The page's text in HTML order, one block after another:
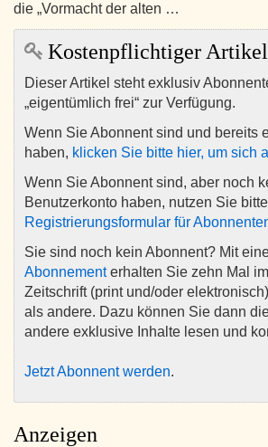
die „Vormacht der alten …
Kostenpflichtiger Artikel
Dieser Artikel steht exklusiv
„eigentümlich frei“ zur Verfügung.
Wenn Sie Abonnent sind und bereits
haben, klicken Sie bitte hier, um sich
Wenn Sie Abonnent sind, aber noch
Benutzerkonto haben, nutzen Sie
Registrierungsformular für
Sie sind noch kein Abonnent? Mit
Abonnementerhalten Sie zehn Mal
Zeitschrift (print und/oder
als andere. Dazu können Sie dann
andere exklusive Inhalte lesen und
Jetzt Abonnent werden.
Anzeigen